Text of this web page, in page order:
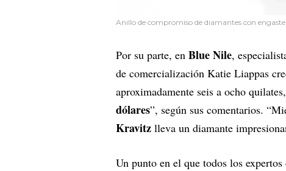
Anillo de compromiso de diamantes con
Por su parte, en Blue Nile,
de comercialización Katie Liappas
aproximadamente seis a ocho
dólares”, según sus comentarios.
Kravitz lleva un diamante
Un punto en el que todos los